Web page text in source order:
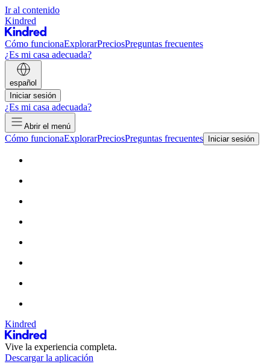
Ir al contenido
Kindred
Cómo funcionaExplorarPreciosPreguntas frecuentes
¿Es mi casa adecuada?
español
Iniciar sesión
¿Es mi casa adecuada?
Abrir el menú
Cómo funcionaExplorarPreciosPreguntas frecuentes Iniciar sesión
Kindred
Vive la experiencia completa.
Descargar la aplicación